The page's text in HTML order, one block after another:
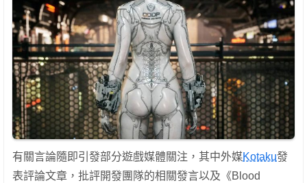
有關言論隨即引發部分遊戲媒體關注，其中外媒Kotaku發
表評論文章，批評開發團隊的相關發言以及《Blood